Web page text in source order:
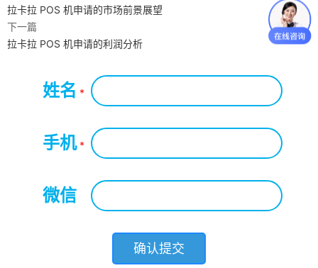
拉卡拉 POS 机申请的市场前景展望
下一篇
拉卡拉 POS 机申请的利润分析
姓名 *
手机*
微信